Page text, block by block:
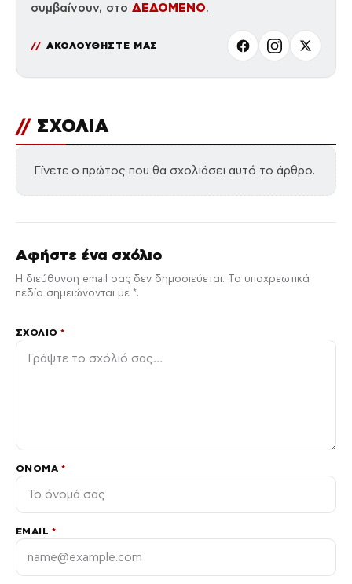
συμβαίνουν, στο ΔΕΔΟΜΕΝΟ.
ΑΚΟΛΟΥΘΗΣΤΕ ΜΑΣ
// ΣΧΟΛΙΑ
Γίνετε ο πρώτος που θα σχολιάσει αυτό το άρθρο.
Αφήστε ένα σχόλιο
Η διεύθυνση email σας δεν δημοσιεύεται. Τα υποχρεωτικά
πεδία σημειώνονται με *.
ΣΧΌΛΙΟ*
ΌΝΟΜΑ *
EMAIL *